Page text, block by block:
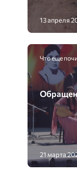
13 апреля
Что еще
21 марта